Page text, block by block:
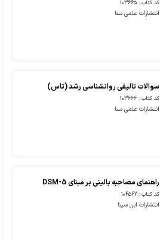
کد کتاب : 103665
انتشارات علمی سنا
سوالات تالیفی روانشناسی رشد (تاس)
کد کتاب : 103666
انتشارات علمی سنا
راهنمای مصاحبه بالینی بر مبنای DSM-5
کد کتاب : 104562
انتشارات ابن سینا